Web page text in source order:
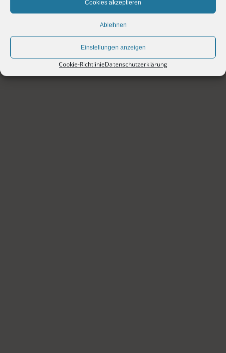
Cookies akzeptieren
Ablehnen
Einstellungen anzeigen
Cookie-RichtlinieDatenschutzerklärung